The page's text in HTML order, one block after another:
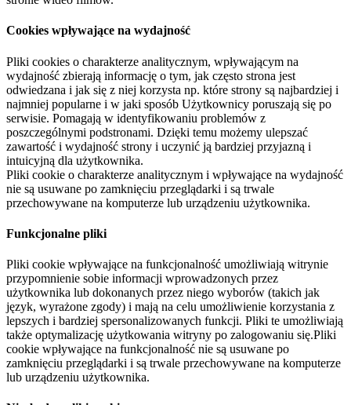
Cookies wpływające na wydajność
Pliki cookies o charakterze analitycznym, wpływającym na
wydajność zbierają informację o tym, jak często strona jest
odwiedzana i jak się z niej korzysta np. które strony są najbardziej i
najmniej popularne i w jaki sposób Użytkownicy poruszają się po
serwisie. Pomagają w identyfikowaniu problemów z
poszczególnymi podstronami. Dzięki temu możemy ulepszać
zawartość i wydajność strony i uczynić ją bardziej przyjazną i
intuicyjną dla użytkownika.
Pliki cookie o charakterze analitycznym i wpływające na wydajność
nie są usuwane po zamknięciu przeglądarki i są trwale
przechowywane na komputerze lub urządzeniu użytkownika.
Funkcjonalne pliki
Pliki cookie wpływające na funkcjonalność umożliwiają witrynie
przypomnienie sobie informacji wprowadzonych przez
użytkownika lub dokonanych przez niego wyborów (takich jak
język, wyrażone zgody) i mają na celu umożliwienie korzystania z
lepszych i bardziej spersonalizowanych funkcji. Pliki te umożliwiają
także optymalizację użytkowania witryny po zalogowaniu się.Pliki
cookie wpływające na funkcjonalność nie są usuwane po
zamknięciu przeglądarki i są trwale przechowywane na komputerze
lub urządzeniu użytkownika.